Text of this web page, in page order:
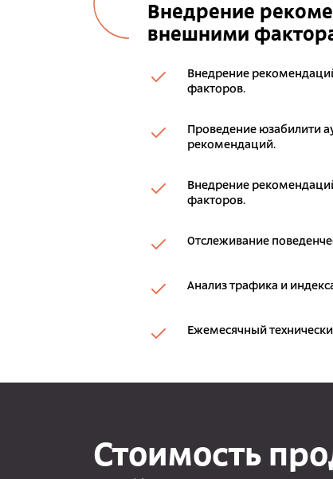
Внедрение
внешними
Внедрение
факторов.
Проведение юзабилити
рекомендаций.
Внедрение
факторов.
Отслеживание
Анализ трафика и
Ежемесячный
Стоимость